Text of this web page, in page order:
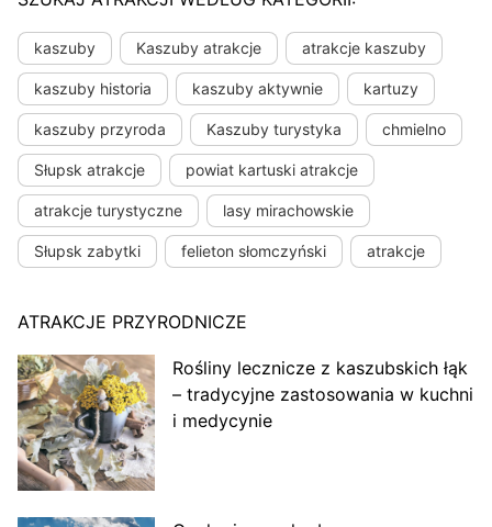
kaszuby Kaszuby atrakcje atrakcje kaszuby
kaszuby historia kaszuby aktywnie kartuzy
kaszuby przyroda Kaszuby turystyka chmielno
Słupsk atrakcje powiat kartuski atrakcje
atrakcje turystyczne lasy mirachowskie
Słupsk zabytki felieton słomczyński atrakcje
ATRAKCJE PRZYRODNICZE
Rośliny lecznicze z kaszubskich łąk
– tradycyjne zastosowania w kuchni
i medycynie